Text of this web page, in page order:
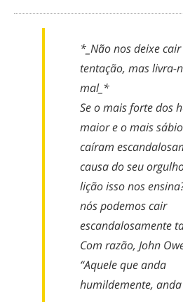
*_Não nos deixe
tentação, mas livra-
mal_*
Se o mais forte dos
maior e o mais
caíram
causa do seu
lição isso nos
nós podemos cair
escandalosamente
Com razão, John
“Aquele que anda
humildemente, anda